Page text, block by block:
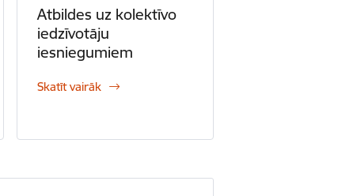
Atbildes uz kolektīvo
iedzīvotāju
iesniegumiem
Skatīt vairāk